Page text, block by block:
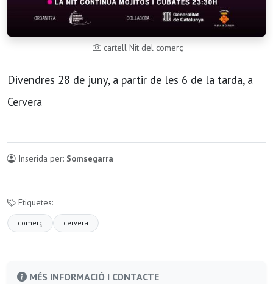
cartell Nit del comerç
Divendres 28 de juny, a partir de les 6 de la tarda, a
Cervera
Inserida per: Somsegarra
Etiquetes:
comerç cervera
MÉS INFORMACIÓ I CONTACTE